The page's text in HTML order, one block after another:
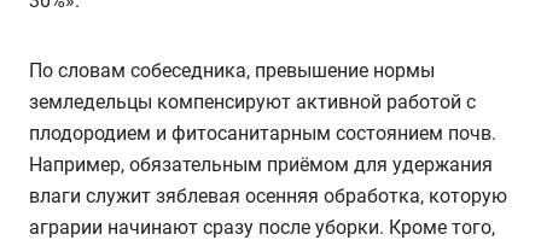
По словам собеседника, превышение нормы
земледельцы компенсируют активной работой с
плодородием и фитосанитарным состоянием почв.
Например, обязательным приёмом для удержания
влаги служит зяблевая осенняя обработка, которую
аграрии начинают сразу после уборки. Кроме того,